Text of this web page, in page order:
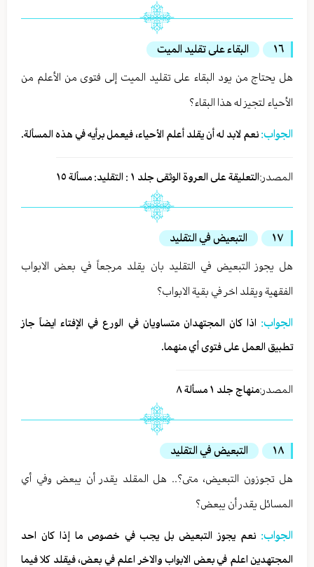
١٦
البقاء على تقليد الميت
هل يحتاج من يود البقاء على تقليد الميت إلى فتوى من الأعلم من
الأحياء لتجيز له هذا البقاء؟
الجواب: نعم لابد له أن يقلد أعلم الأحياء، فيعمل برأيه في هذه المسألة.
المصدر:التعليقة على العروة الوثقى جلد ١ : التقليد: مسألة ١٥
١٧
التبعيض في التقليد
هل يجوز التبعيض في التقليد بان يقلد مرجعاً في بعض الابواب
الفقهية ويقلد اخر في بقية الابواب؟
الجواب: اذا كان المجتهدان متساويان في الورع في الإفتاء ايضاً جاز
تطبيق العمل على فتوى أي منهما.
المصدر:منهاج جلد ١ مسألة ٨
١٨
التبعيض في التقليد
هل تجوزون التبعيض، متى؟.. هل المقلد يقدر أن يبعض وفي أي
المسائل يقدر أن يبعض؟
الجواب: نعم يجوز التبعيض بل يجب في خصوص ما إذا كان احد
المجتهدين اعلم في بعض الابواب والاخر اعلم في بعض، فيقلد كلا فيما